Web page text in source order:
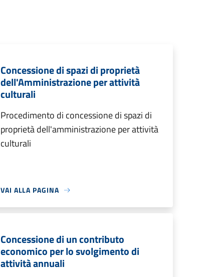
Concessione di spazi di proprietà
dell'Amministrazione per attività
culturali
Procedimento di concessione di spazi di
proprietà dell'amministrazione per attività
culturali
VAI ALLA PAGINA
Concessione di un contributo
economico per lo svolgimento di
attività annuali